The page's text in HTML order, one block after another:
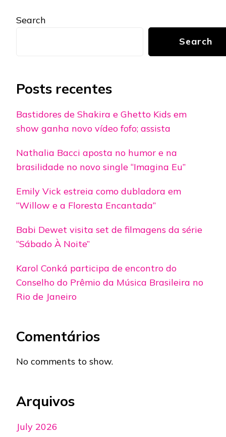
Search
Search
Posts recentes
Bastidores de Shakira e Ghetto Kids em
show ganha novo vídeo fofo; assista
Nathalia Bacci aposta no humor e na
brasilidade no novo single “Imagina Eu”
Emily Vick estreia como dubladora em
“Willow e a Floresta Encantada”
Babi Dewet visita set de filmagens da série
“Sábado À Noite”
Karol Conká participa de encontro do
Conselho do Prêmio da Música Brasileira no
Rio de Janeiro
Comentários
No comments to show.
Arquivos
July 2026